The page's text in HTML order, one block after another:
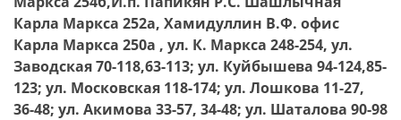
Карла Маркса 252а, Хамидуллин В.Ф. офис
Карла Маркса 250а , ул. К. Маркса 248-254, ул.
Заводская 70-118,63-113; ул. Куйбышева 94-124,85-
123; ул. Московская 118-174; ул. Лошкова 11-27,
36-48; ул. Акимова 33-57, 34-48; ул. Шаталова 90-98